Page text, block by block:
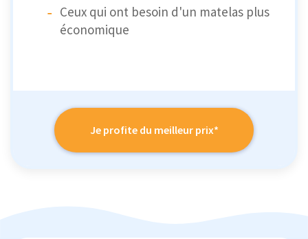
Ceux qui ont besoin d'un matelas plus
économique
Je profite du meilleur prix*